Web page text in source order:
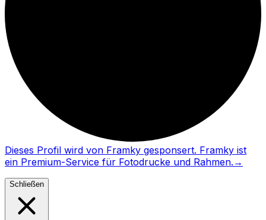
Dieses Profil wird von Framky gesponsert. Framky ist
ein Premium-Service für Fotodrucke und Rahmen. →
Schließen